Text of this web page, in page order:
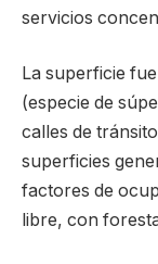
servicios
La superficie
(especie de
calles de
superficies
factores de
libre, con